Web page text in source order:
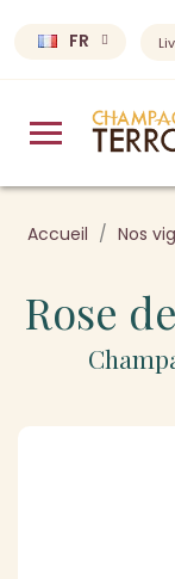
FR
Accueil Nos
Rose